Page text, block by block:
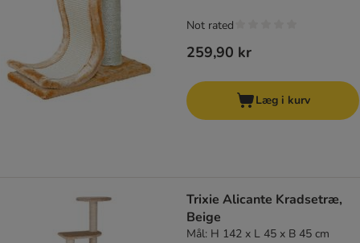
259,90 kr
Not rated
Læg i kurv
Trixie Alicante Kradsetræ,
Beige
Mål: H 142 x L 45 x B 45 cm